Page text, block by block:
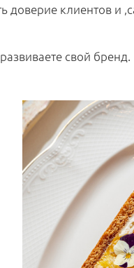
доверие клиентов и
свой бренд.